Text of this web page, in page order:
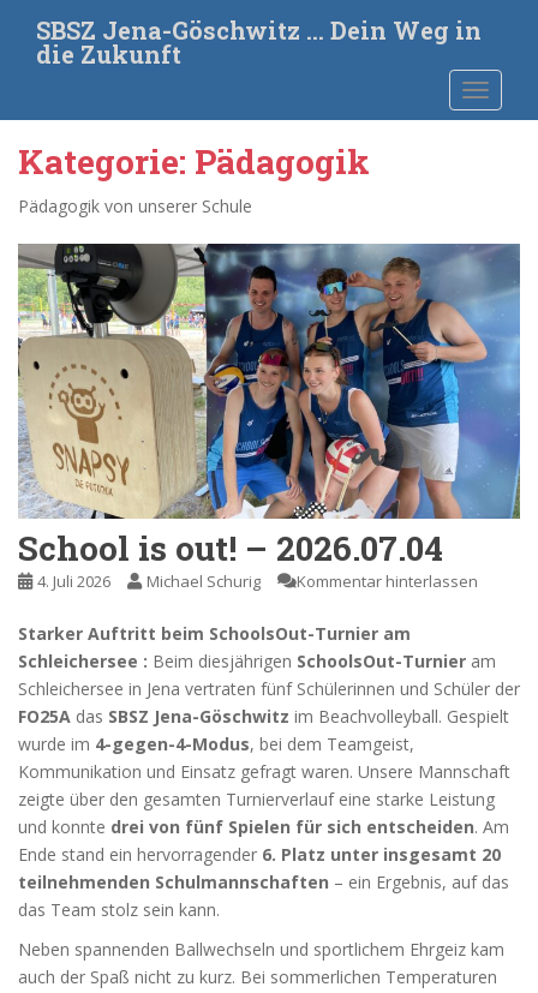
t
SBSZ Jena-Göschwitz … Dein Weg in
die Zukunft
Kategorie: Pädagogik
Pädagogik von unserer Schule
School is out! – 2026.07.04
4. Juli 2026 Michael Schurig Kommentar hinterlassen
Starker Auftritt beim SchoolsOut-Turnier am
Schleichersee : Beim diesjährigen SchoolsOut-Turnier am
Schleichersee in Jena vertraten fünf Schülerinnen und Schüler der
FO25A das SBSZ Jena-Göschwitz im Beachvolleyball. Gespielt
wurde im 4-gegen-4-Modus, bei dem Teamgeist,
Kommunikation und Einsatz gefragt waren. Unsere Mannschaft
zeigte über den gesamten Turnierverlauf eine starke Leistung
und konnte drei von fünf Spielen für sich entscheiden. Am
Ende stand ein hervorragender 6. Platz unter insgesamt 20
teilnehmenden Schulmannschaften – ein Ergebnis, auf das
das Team stolz sein kann.
Neben spannenden Ballwechseln und sportlichem Ehrgeiz kam
auch der Spaß nicht zu kurz. Bei sommerlichen Temperaturen